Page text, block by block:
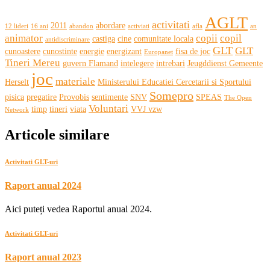
12 lideri 16 ani 2011 abandon abordare activiati activitati afla AGLT an
animator antidiscriminare castiga cine comunitate locala copii copil
cunoastere cunostinte energie energizant Europanet fisa de joc GLT GLT
Tineri Mereu guvern Flamand intelegere intrebari Jeugddienst Gemeente
Herselt joc materiale Ministerului Educatiei Cercetarii si Sportului
pisica pregatire Provobis sentimente SNV Somepro SPEAS The Open
Network timp tineri viata Voluntari VVJ vzw
Articole similare
Activitati GLT-uri
Raport anual 2024
Aici puteți vedea Raportul anual 2024.
Activitati GLT-uri
Raport anual 2023